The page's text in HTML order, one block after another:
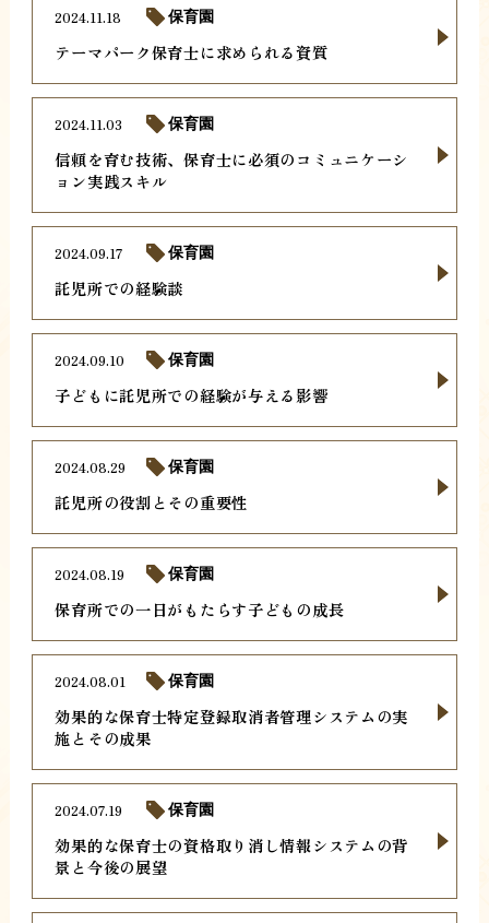
テーマパーク保育士に求められる資質
2024.11.18 保育園
信頼を育む技術、保育士に必須のコミュニケーシ
ョン実践スキル
2024.11.03 保育園
託児所での経験談
2024.09.17 保育園
子どもに託児所での経験が与える影響
2024.09.10 保育園
託児所の役割とその重要性
2024.08.29 保育園
保育所での一日がもたらす子どもの成長
2024.08.19 保育園
効果的な保育士特定登録取消者管理システムの実
施とその成果
2024.08.01 保育園
効果的な保育士の資格取り消し情報システムの背
景と今後の展望
2024.07.19 保育園